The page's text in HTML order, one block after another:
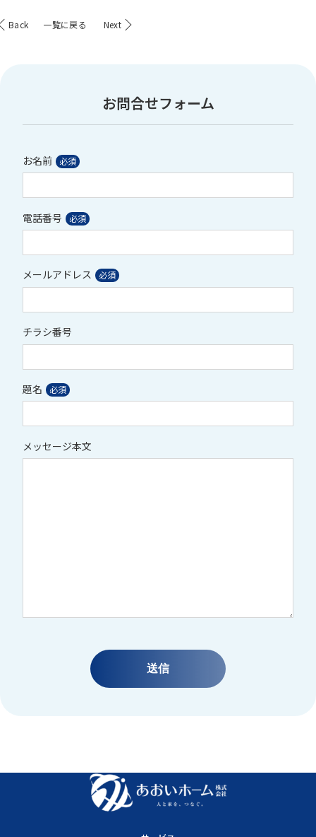
Back 一覧に戻る Next
お問合せフォーム
お名前
電話番号
メールアドレス
チラシ番号
題名
メッセージ本文